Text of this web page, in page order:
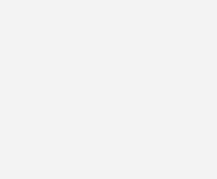
des Fraunhofer-Instituts von
von einer fossil betriebenen
die CO2-Emissionen um bis zu
der energetischen Sanierung
de/forschungsprojekte/wpsmart-